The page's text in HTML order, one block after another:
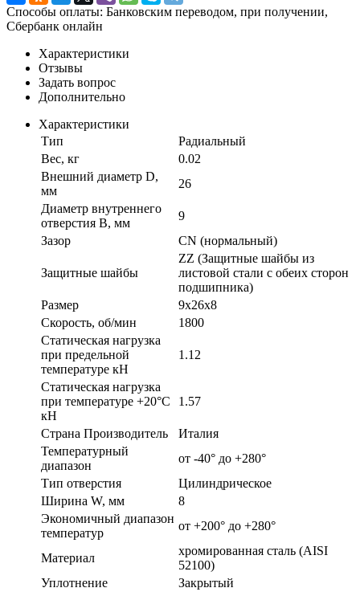
Способы оплаты: Банковским переводом, при получении,
Сбербанк онлайн
Характеристики
Отзывы
Задать вопрос
Дополнительно
Характеристики
Тип
Радиальный
Вес, кг
0.02
Внешний диаметр D,
мм
26
Диаметр внутреннего
отверстия B, мм
9
Зазор
CN (нормальный)
Защитные шайбы
ZZ (Защитные шайбы из
листовой стали с обеих сторон
подшипника)
Размер
9x26x8
Скорость, об/мин
1800
Статическая нагрузка
при предельной
температуре кН
1.12
Статическая нагрузка
при температуре +20°С
кН
1.57
Страна Производитель
Италия
Температурный
диапазон
от -40° до +280°
Тип отверстия
Цилиндрическое
Ширина W, мм
8
Экономичный диапазон
температур
от +200° до +280°
Материал
хромированная сталь (AISI
52100)
Уплотнение
Закрытый